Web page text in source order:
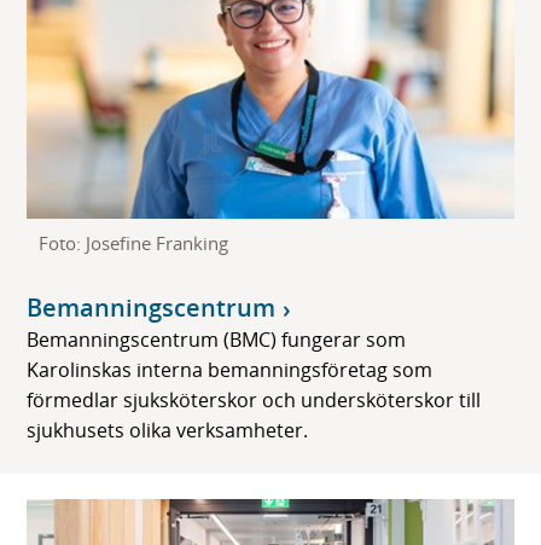
Foto: Josefine Franking
Bemanningscentrum
Bemanningscentrum (BMC) fungerar som
Karolinskas interna bemanningsföretag som
förmedlar sjuksköterskor och undersköterskor till
sjukhusets olika verksamheter.